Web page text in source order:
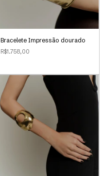
Bracelete Impressão dourado
R$1.758,00